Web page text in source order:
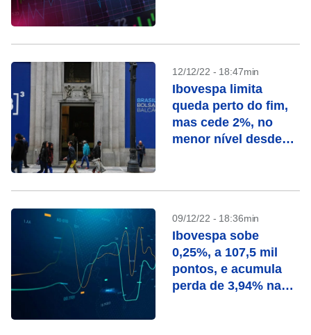
12/12/22 - 18:47min
Ibovespa limita
queda perto do fim,
mas cede 2%, no
menor nível desde
09/12/22 - 18:36min
Ibovespa sobe
0,25%, a 107,5 mil
pontos, e acumula
perda de 3,94% na